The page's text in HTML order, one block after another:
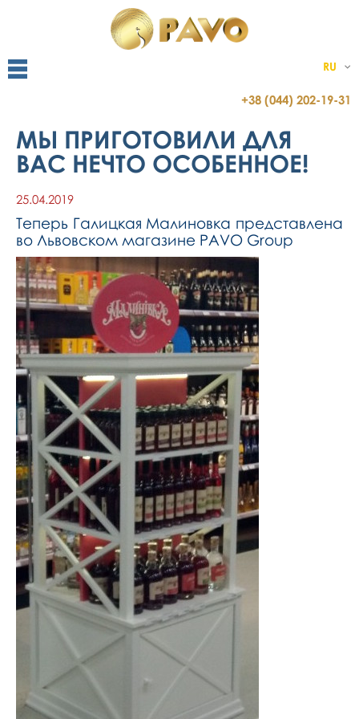
RU
+38 (044) 202-19-31
МЫ ПРИГОТОВИЛИ ДЛЯ
ВАС НЕЧТО ОСОБЕННОЕ!
25.04.2019
Теперь Галицкая Малиновка представлена
во Львовском магазине PAVO Group